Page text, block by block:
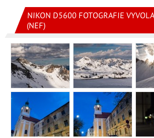
NIKON D5600 FOTOGRAFIE
(NEF)